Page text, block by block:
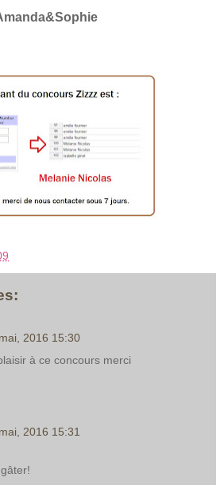
2016 15:30
à ce concours merci
2016 15:31